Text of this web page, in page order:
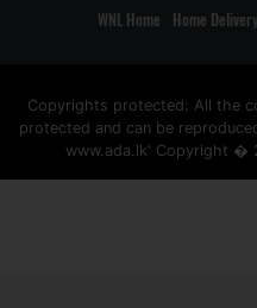
WNL Home Home Delivery
Copyrights protected: All the
protected and can be
www.ada.lk' Copyright �